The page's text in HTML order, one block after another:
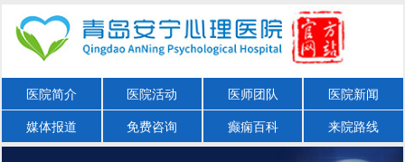
医院简介 医院活动 医师团队 医院新闻
媒体报道 免费咨询 癫痫百科 来院路线